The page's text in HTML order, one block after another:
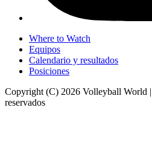
Where to Watch
Equipos
Calendario y resultados
Posiciones
Copyright (C) 2026 Volleyball World |
reservados